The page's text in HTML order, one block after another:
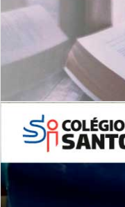
Leituras Literárias
6º AO 9º
Inglês: